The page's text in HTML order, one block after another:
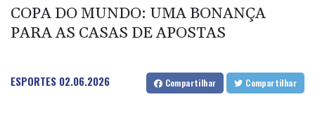
resgatado na Colômbia
Parte de um foguete da SpaceX colidiu com a Lua, segundo
evacuação em massa
COPA DO MUNDO: UMA BONANÇA
PARA AS CASAS DE APOSTAS
ESPORTES 02.06.2026 Compartilhar Compartilhar